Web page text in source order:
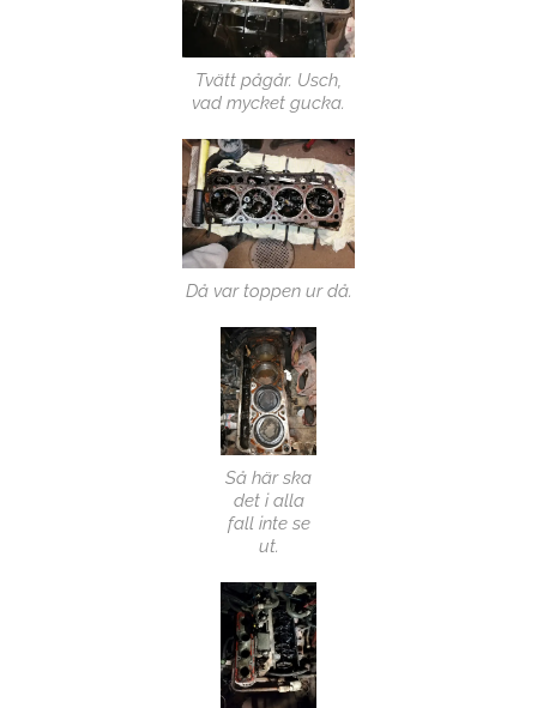
Tvätt pågår. Usch,
vad mycket gucka.
Då var toppen ur då.
Så här ska
det i alla
fall inte se
ut.